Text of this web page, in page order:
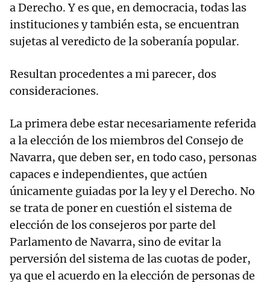
a Derecho. Y es que, en democracia, todas las
instituciones y también esta, se encuentran
sujetas al veredicto de la soberanía popular.
Resultan procedentes a mi parecer, dos
consideraciones.
La primera debe estar necesariamente referida
a la elección de los miembros del Consejo de
Navarra, que deben ser, en todo caso, personas
capaces e independientes, que actúen
únicamente guiadas por la ley y el Derecho. No
se trata de poner en cuestión el sistema de
elección de los consejeros por parte del
Parlamento de Navarra, sino de evitar la
perversión del sistema de las cuotas de poder,
ya que el acuerdo en la elección de personas de